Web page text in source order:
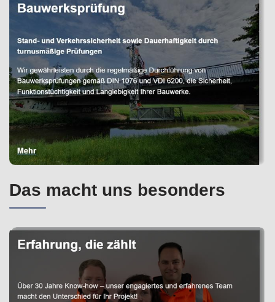
Das macht uns besonders